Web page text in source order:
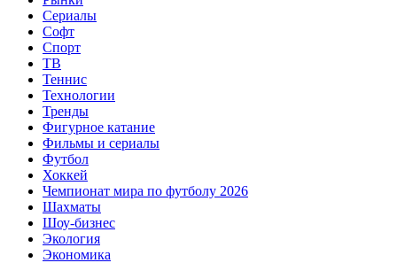
Сериалы
Софт
Спорт
ТВ
Теннис
Технологии
Тренды
Фигурное катание
Фильмы и сериалы
Футбол
Хоккей
Чемпионат мира по футболу 2026
Шахматы
Шоу-бизнес
Экология
Экономика